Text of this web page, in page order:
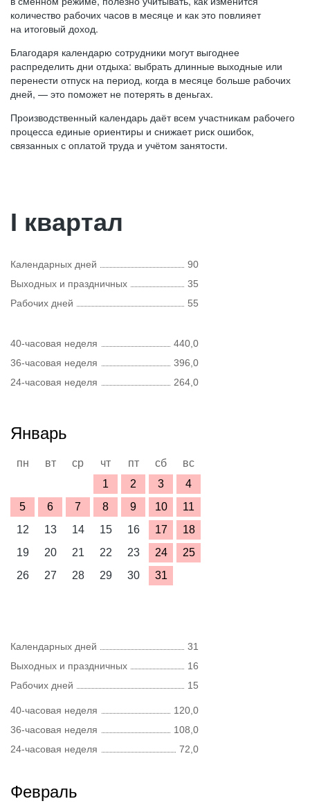
количество рабочих часов в месяце и как это повлияет
на итоговый доход.
Благодаря календарю сотрудники могут выгоднее
распределить дни отдыха: выбрать длинные выходные или
перенести отпуск на период, когда в месяце больше рабочих
дней, — это поможет не потерять в деньгах.
Производственный календарь даёт всем участникам рабочего
процесса единые ориентиры и снижает риск ошибок,
связанных с оплатой труда и учётом занятости.
I квартал
Календарных дней
90
Выходных и праздничных
35
Рабочих дней
55
40-часовая неделя
440,0
36-часовая неделя
396,0
24-часовая неделя
264,0
Январь
пн вт ср чт пт сб
вс
1
2 3
4
5
6 7 8 9 10
11
12
13 14 15 16 17
18
19
20 21 22 23 24
25
26
27 28 29 30 31
Календарных дней
31
Выходных и праздничных
16
Рабочих дней
15
40-часовая неделя
120,0
36-часовая неделя
108,0
24-часовая неделя
72,0
Февраль